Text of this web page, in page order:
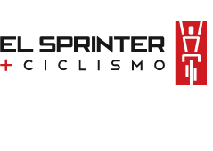
content